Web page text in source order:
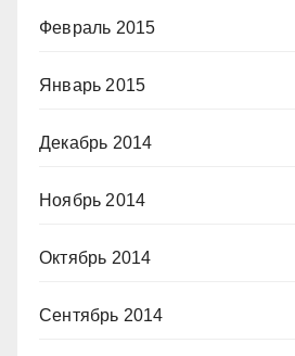
Февраль 2015
Январь 2015
Декабрь 2014
Ноябрь 2014
Октябрь 2014
Сентябрь 2014